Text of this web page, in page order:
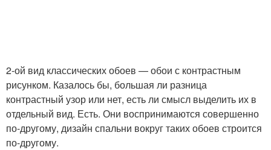
2-ой вид классических обоев — обои с контрастным
рисунком. Казалось бы, большая ли разница
контрастный узор или нет, есть ли смысл выделить их в
отдельный вид. Есть. Они воспринимаются совершенно
по-другому, дизайн спальни вокруг таких обоев строится
по-другому.